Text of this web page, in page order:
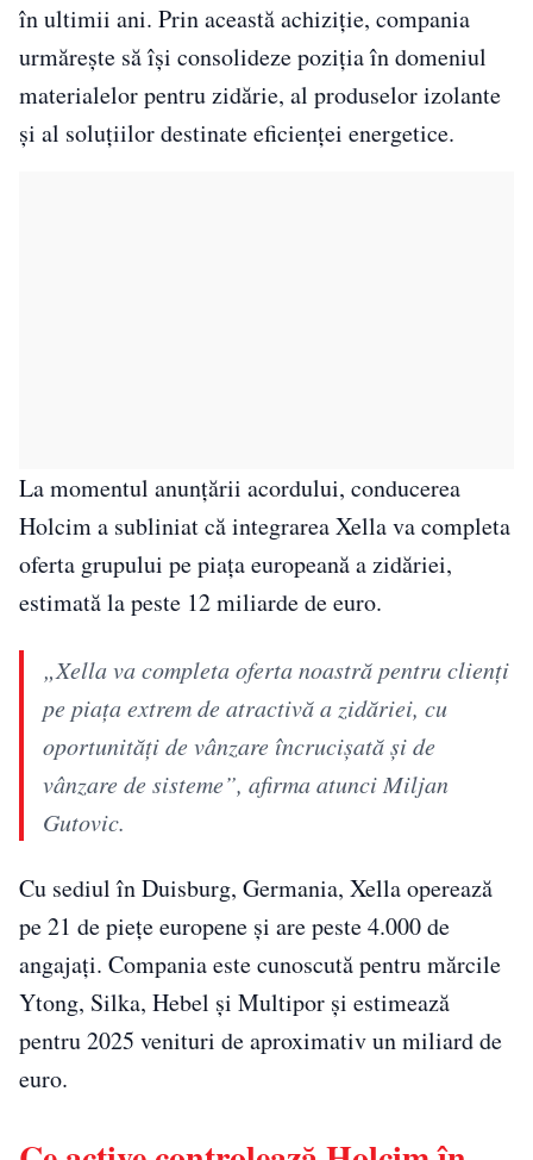
în ultimii ani. Prin această achiziție, compania
urmărește să își consolideze poziția în domeniul
materialelor pentru zidărie, al produselor izolante
și al soluțiilor destinate eficienței energetice.
La momentul anunțării acordului, conducerea
Holcim a subliniat că integrarea Xella va completa
oferta grupului pe piața europeană a zidăriei,
estimată la peste 12 miliarde de euro.
„Xella va completa oferta noastră pentru clienți
pe piața extrem de atractivă a zidăriei, cu
oportunități de vânzare încrucișată și de
vânzare de sisteme”, afirma atunci Miljan
Gutovic.
Cu sediul în Duisburg, Germania, Xella operează
pe 21 de piețe europene și are peste 4.000 de
angajați. Compania este cunoscută pentru mărcile
Ytong, Silka, Hebel și Multipor și estimează
pentru 2025 venituri de aproximativ un miliard de
euro.